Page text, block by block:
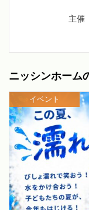
主催
ニッシンホーム
イベント